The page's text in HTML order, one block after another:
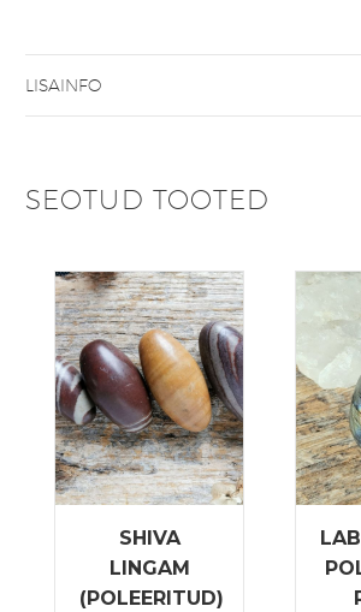
LISAINFO
SEOTUD TOOTED
SHIVA
LINGAM
(POLEERITUD)